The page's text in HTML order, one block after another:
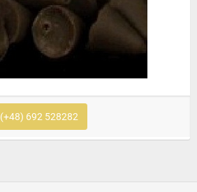
(+48) 692 528282